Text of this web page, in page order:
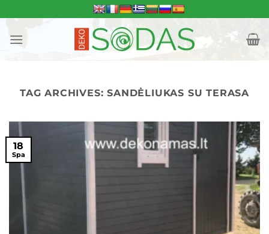
to
content
TAG ARCHIVES:SANDĖLIUKAS SU TERASA
18
Spa